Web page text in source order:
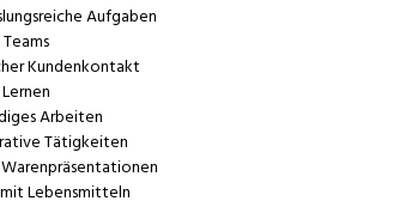
Aufgaben
Kundenkontakt
Arbeiten
Tätigkeiten
Lebensmitteln